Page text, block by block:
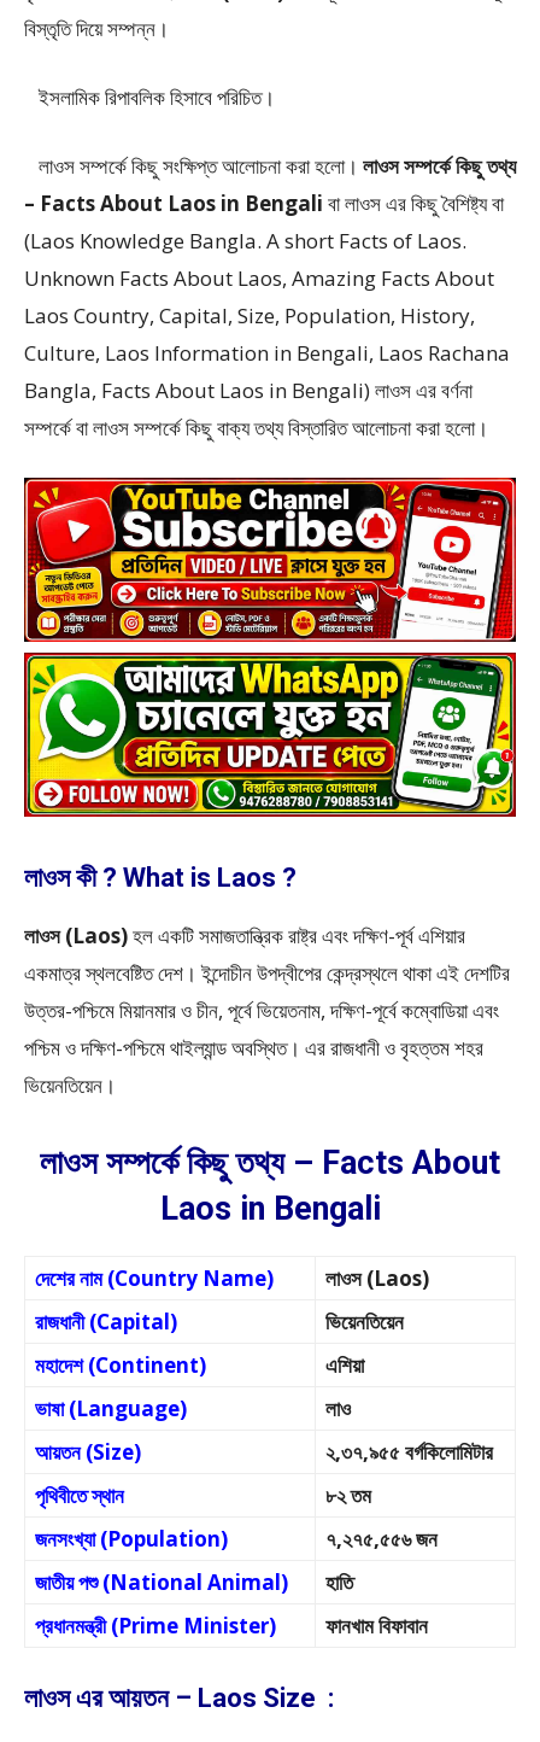
বিস্তৃতি দিয়ে সম্পন্ন।
ইসলামিক রিপাবলিক হিসাবে পরিচিত।
লাওস সম্পর্কে কিছু সংক্ষিপ্ত আলোচনা করা হলো। লাওস সম্পর্কে কিছু তথ্য
– Facts About Laos in Bengali বা লাওস এর কিছু বৈশিষ্ট্য বা
(Laos Knowledge Bangla. A short Facts of Laos.
Unknown Facts About Laos, Amazing Facts About
Laos Country, Capital, Size, Population, History,
Culture, Laos Information in Bengali, Laos Rachana
Bangla, Facts About Laos in Bengali) লাওস এর বর্ণনা
সম্পর্কে বা লাওস সম্পর্কে কিছু বাক্য তথ্য বিস্তারিত আলোচনা করা হলো।
লাওস কী ? What is Laos ?
লাওস (Laos)হল একটি সমাজতান্ত্রিক রাষ্ট্র এবং দক্ষিণ-পূর্ব এশিয়ার
একমাত্র স্থলবেষ্টিত দেশ। ইন্দোচীন উপদ্বীপের কেন্দ্রস্থলে থাকা এই দেশটির
উত্তর-পশ্চিমে মিয়ানমার ও চীন, পূর্বে ভিয়েতনাম, দক্ষিণ-পূর্বে কম্বোডিয়া এবং
পশ্চিম ও দক্ষিণ-পশ্চিমে থাইল্যান্ড অবস্থিত। এর রাজধানী ও বৃহত্তম শহর
ভিয়েনতিয়েন।
লাওস সম্পর্কে কিছু তথ্য – Facts About
Laos in Bengali
দেশের নাম (Country Name)
লাওস (Laos)
রাজধানী (Capital)
ভিয়েনতিয়েন
মহাদেশ (Continent)
এশিয়া
ভাষা (Language)
লাও
আয়তন (Size)
২,৩৭,৯৫৫ বর্গকিলোমিটার
পৃথিবীতে স্থান
৮২ তম
জনসংখ্যা (Population)
৭,২৭৫,৫৫৬ জন
জাতীয় পশু (National Animal)
হাতি
প্রধানমন্ত্রী (Prime Minister)
ফানখাম বিফাবান
লাওস এর আয়তন – Laos Size :